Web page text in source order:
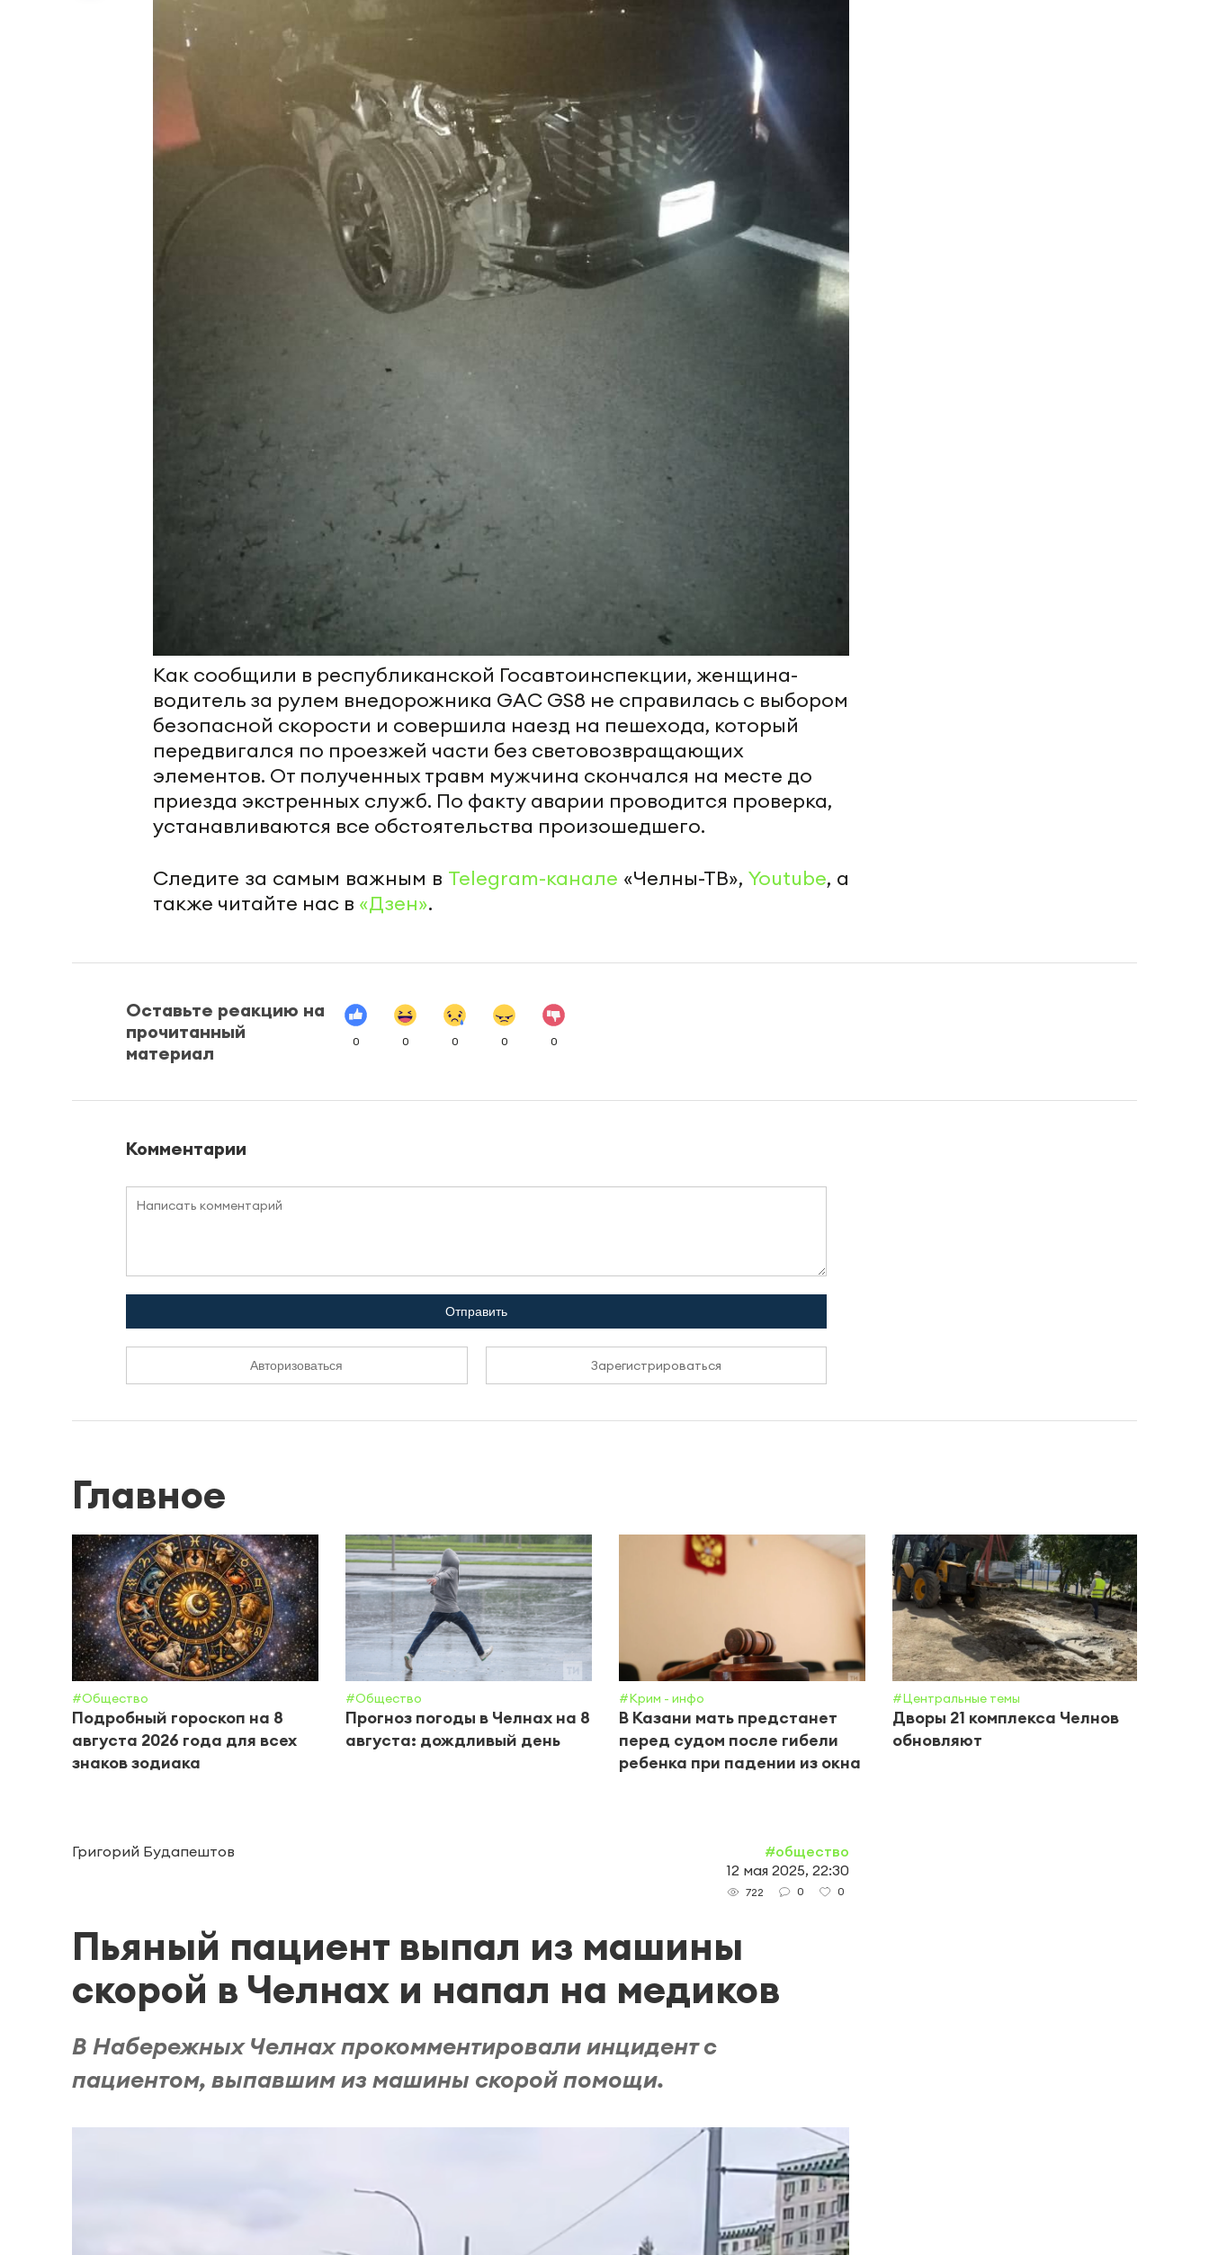
Как сообщили в республиканской Госавтоинспекции, женщина-
водитель за рулем внедорожника GAC GS8 не справилась с выбором
безопасной скорости и совершила наезд на пешехода, который
передвигался по проезжей части без световозвращающих
элементов. От полученных травм мужчина скончался на месте до
приезда экстренных служб. По факту аварии проводится проверка,
устанавливаются все обстоятельства произошедшего.
Следите за самым важным в Telegram-канале «Челны-ТВ», Youtube, а
также читайте нас в «Дзен».
Оставьте реакцию на
прочитанный
материал
0 0 0 0 0
Комментарии
Отправить
Авторизоваться Зарегистрироваться
Главное
#Общество
Подробный гороскоп на 8
августа 2026 года для всех
знаков зодиака
#Общество
Прогноз погоды в Челнах на 8
августа: дождливый день
#Крим - инфо
В Казани мать предстанет
перед судом после гибели
ребенка при падении из окна
#Центральные темы
Дворы 21 комплекса Челнов
обновляют
Григорий Будапештов
#общество
12 мая 2025, 22:30
722 0 0
Пьяный пациент выпал из машины
скорой в Челнах и напал на медиков
В Набережных Челнах прокомментировали инцидент с
пациентом, выпавшим из машины скорой помощи.